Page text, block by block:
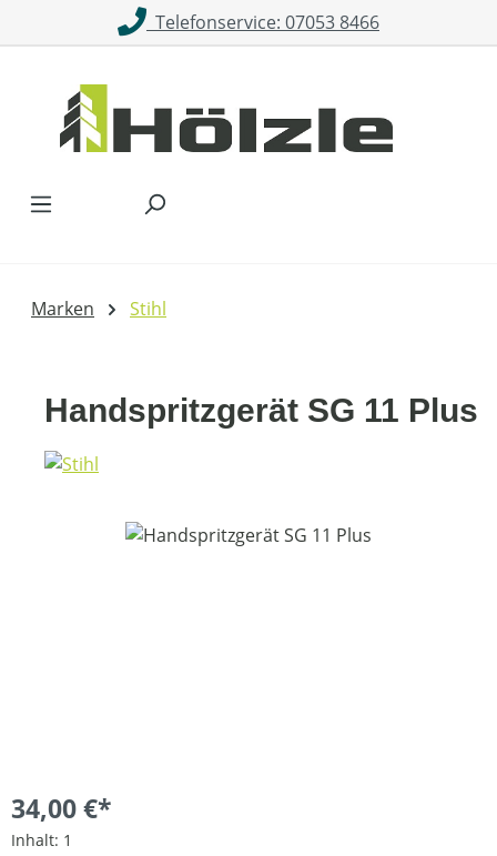
Zum Hauptinhalt springenTelefonservice: 07053 8466
Marken Stihl
Handspritzgerät SG 11 Plus
Bildergalerie überspringen
34,00 €*
Inhalt: 1